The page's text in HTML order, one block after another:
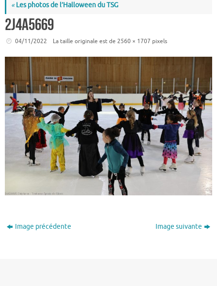
«Les photos de l’Halloween du TSG
2J4A5669
04/11/2022 La taille originale est de 2560 × 1707 pixels
Image précédente Image suivante